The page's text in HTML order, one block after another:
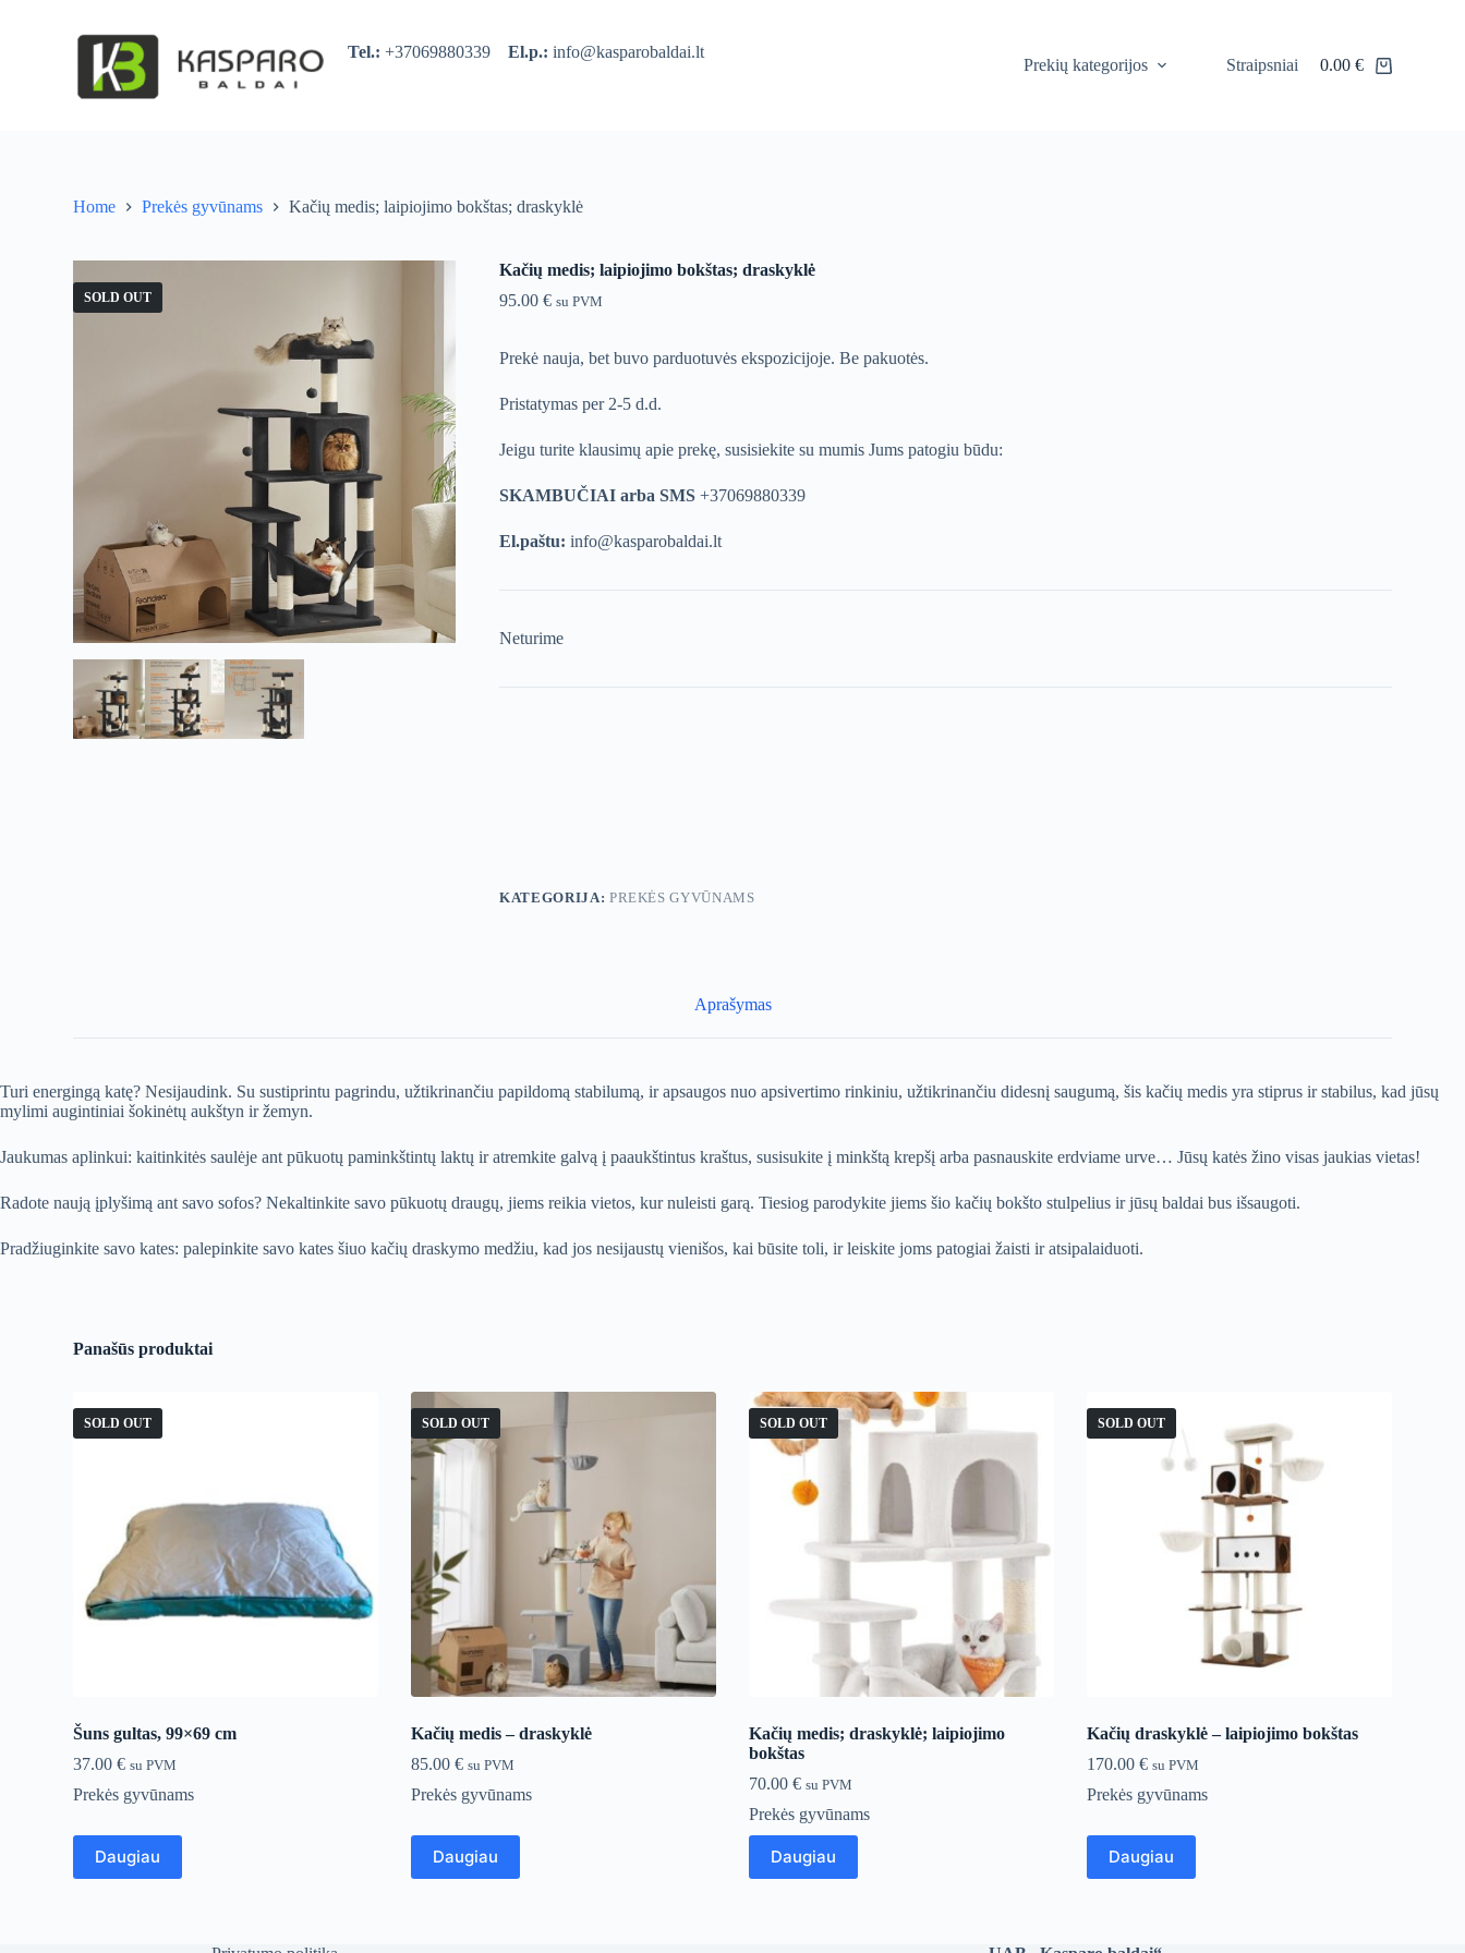
Tel.:+37069880339El.p.:info@kasparobaldai.lt
Prekių kategorijos Straipsniai
Shopping
0.00 €
Home Prekės gyvūnams Kačių medis; laipiojimo bokštas; draskyklė
SOLD OUT
Kačių medis; laipiojimo bokštas; draskyklė
95.00€ su PVM
Prekė nauja, bet buvo parduotuvės ekspozicijoje. Be pakuotės.
Pristatymas per 2-5 d.d.
Jeigu turite klausimų apie prekę, susisiekite su mumis Jums patogiu būdu:
SKAMBUČIAI arba SMS +37069880339
El.paštu: info@kasparobaldai.lt
Neturime
KATEGORIJA: PREKĖS GYVŪNAMS
Aprašymas
Turi energingą katę? Nesijaudink. Su sustiprintu pagrindu, užtikrinančiu papildomą stabilumą, ir apsaugos nuo apsivertimo rinkiniu, užtikrinančiu didesnį saugumą, šis kačių medis yra stiprus ir stabilus, kad jūsų
mylimi augintiniai šokinėtų aukštyn ir žemyn.
Jaukumas aplinkui: kaitinkitės saulėje ant pūkuotų paminkštintų laktų ir atremkite galvą į paaukštintus kraštus, susisukite į minkštą krepšį arba pasnauskite erdviame urve… Jūsų katės žino visas jaukias vietas!
Radote naują įplyšimą ant savo sofos? Nekaltinkite savo pūkuotų draugų, jiems reikia vietos, kur nuleisti garą. Tiesiog parodykite jiems šio kačių bokšto stulpelius ir jūsų baldai bus išsaugoti.
Pradžiuginkite savo kates: palepinkite savo kates šiuo kačių draskymo medžiu, kad jos nesijaustų vienišos, kai būsite toli, ir leiskite joms patogiai žaisti ir atsipalaiduoti.
Panašūs produktai
SOLD OUT
Šuns gultas, 99×69 cm
37.00€ su PVM
Prekės gyvūnams
Daugiau
SOLD OUT
Kačių medis – draskyklė
85.00€ su PVM
Prekės gyvūnams
Daugiau
SOLD OUT
Kačių medis; draskyklė; laipiojimo
bokštas
70.00 € su PVM
Prekės gyvūnams
Daugiau
SOLD OUT
Kačių draskyklė – laipiojimo bokštas
170.00 € su PVM
Prekės gyvūnams
Daugiau